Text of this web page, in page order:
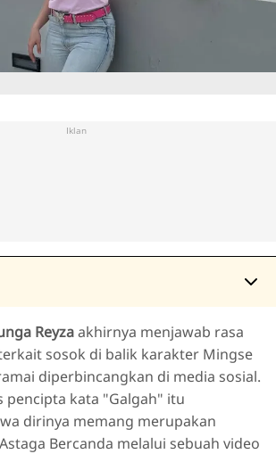
Iklan
Reyzaakhirnya menjawab rasa
sosok di balik karakter Mingse
diperbincangkan di media sosial.
pencipta kata "Galgah" itu
dirinya memang merupakan
Bercanda melalui sebuah video